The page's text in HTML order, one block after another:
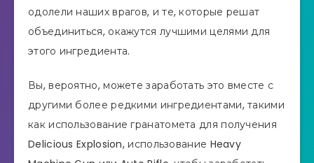
одолели наших врагов, и те, которые решат
объединиться, окажутся лучшими целями для
этого ингредиента.
Вы, вероятно, можете заработать это вместе с
другими более редкими ингредиентами, такими
как использование гранатомета для получения
Delicious Explosion, использование Heavy